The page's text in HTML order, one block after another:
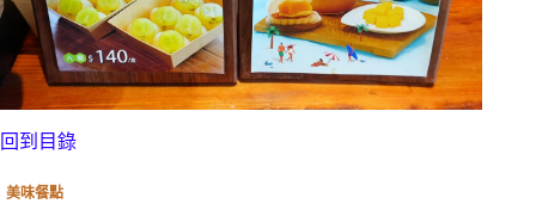
回到目錄
美味餐點